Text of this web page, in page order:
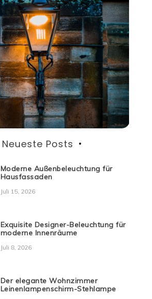
Neueste Posts
Moderne Außenbeleuchtung für
Hausfassaden
Juli 15, 2026
Exquisite Designer-Beleuchtung für
moderne Innenräume
Juli 8, 2026
Der elegante Wohnzimmer
Leinenlampenschirm-Stehlampe